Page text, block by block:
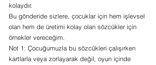
kolaydır.
Bu gönderide sizlere, çocuklar için hem işlevsel
olan hem de üretimi kolay olan sözcükler için
örnekler vereceğim.
Not 1: Çocuğumuzla bu sözcükleri çalışırken
kartlarla veya zorlayarak değil, oyun içinde